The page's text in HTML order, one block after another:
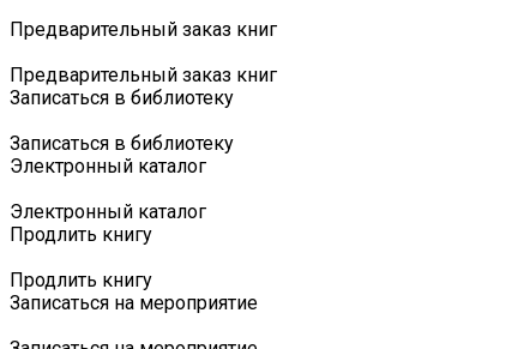
Предварительный заказ книг
Предварительный заказ книг
Записаться в библиотеку
Записаться в библиотеку
Электронный каталог
Электронный каталог
Продлить книгу
Продлить книгу
Записаться на мероприятие